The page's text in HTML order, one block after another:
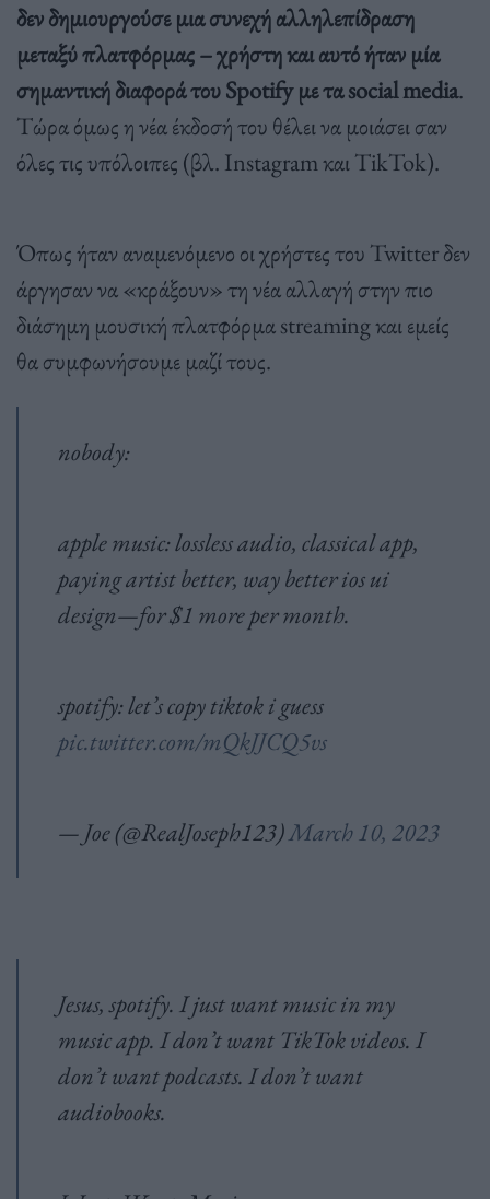
δεν δημιουργούσε μια συνεχή αλληλεπίδραση
μεταξύ πλατφόρμας – χρήστηκαι αυτό ήταν μία
σημαντική διαφορά του Spotify με τα social media.
Τώρα όμως η νέα έκδοσή του θέλει να μοιάσει σαν
όλες τις υπόλοιπες (βλ. Instagram και TikTok).
Όπως ήταν αναμενόμενο οι χρήστες του Twitter δεν
άργησαν να «κράξουν» τη νέα αλλαγή στην πιο
διάσημη μουσική πλατφόρμα streaming και εμείς
θα συμφωνήσουμε μαζί τους.
nobody:
apple music: lossless audio, classical app,
paying artist better, way better ios ui
design—for $1 more per month.
spotify: let’s copy tiktok i guess
pic.twitter.com/mQkJJCQ5vs
— Joe (@RealJoseph123)March 10, 2023
Jesus, spotify. I just want music in my
music app. I don’t want TikTok videos. I
don’t want podcasts. I don’t want
audiobooks.